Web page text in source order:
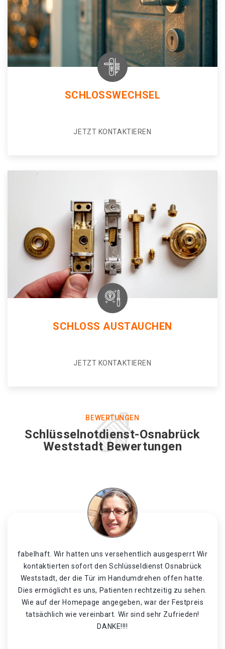
SCHLOSSWECHSEL
JETZT KONTAKTIEREN
SCHLOSS AUSTAUCHEN
JETZT KONTAKTIEREN
BEWERTUNGEN
Schlüsselnotdienst-Osnabrück
Weststadt Bewertungen
fabelhaft. Wir hatten uns versehentlich ausgesperrt Wir
kontaktierten sofort den Schlüsseldienst Osnabrück
Weststadt, der die Tür im Handumdrehen offen hatte.
Dies ermöglicht es uns, Patienten rechtzeitig zu sehen.
Wie auf der Homepage angegeben, war der Festpreis
tatsächlich wie vereinbart. Wir sind sehr Zufrieden!
DANKE!!!!